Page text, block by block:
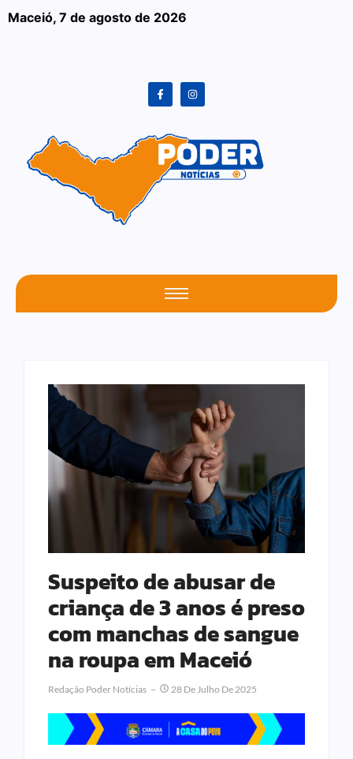
Maceió, 7 de agosto de 2026
Suspeito de abusar de
criança de 3 anos é preso
com manchas de sangue
na roupa em Maceió
Redação Poder Notícias 28 De Julho De 2025